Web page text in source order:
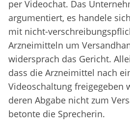
per Videochat. Das
argumentiert, es handele
mit nicht-
Arzneimitteln um
widersprach das Gericht.
dass die Arzneimittel nach
Videoschaltung freigegeben
deren Abgabe nicht zum
betonte die Sprecherin.